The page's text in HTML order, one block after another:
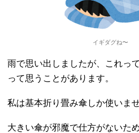
イギダグね〜
雨で思い出しましたが、これっ
って思うことがあります。
私は基本折り畳み傘しか使いませ
大きい傘が邪魔で仕方がないため